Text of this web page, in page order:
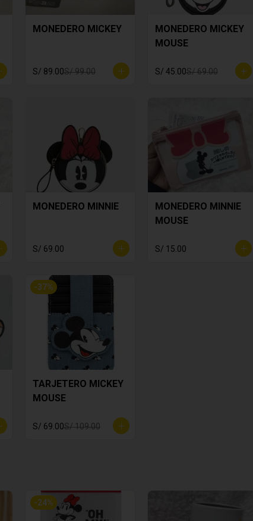
MONEDERO MICKEY
S/ 89.00S/ 99.00
MONEDERO MICKEY
MOUSE
S/ 45.00S/ 69.00
MONEDERO MINNIE
S/ 69.00
MONEDERO MINNIE
MOUSE
S/ 15.00
-37%
TARJETERO MICKEY
MOUSE
S/ 69.00S/ 109.00
-24%